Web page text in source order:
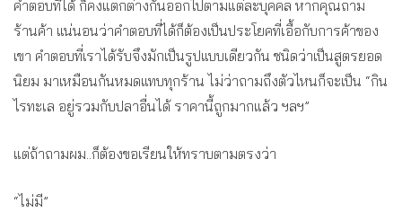
คำตอบที่ได้ ก็คงแตกต่างกันออกไปตามแต่ละบุคคล หากคุณถาม
ร้านค้า แน่นอนว่าคำตอบที่ได้ก็ต้องเป็นประโยคที่เอื้อกับการค้าของ
เขา คำตอบที่เราได้รับจึงมักเป็นรูปแบบเดียวกัน ชนิดว่าเป็นสูตรยอด
นิยม มาเหมือนกันหมดแทบทุกร้าน ไม่ว่าถามถึงตัวไหนก็จะเป็น “กิน
ไรทะเล อยู่รวมกับปลาอื่นได้ ราคานี้ถูกมากแล้ว ฯลฯ”
แต่ถ้าถามผม..ก็ต้องขอเรียนให้ทราบตามตรงว่า
“ไม่มี”